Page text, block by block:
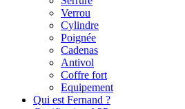
Verrou
Cylindre
Poignée
Cadenas
Antivol
Coffre fort
Equipement
Qui est Fernand ?